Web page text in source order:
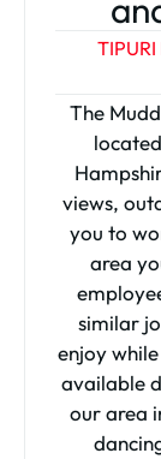
The
views,
you to
area
similar
enjoy
available
our area